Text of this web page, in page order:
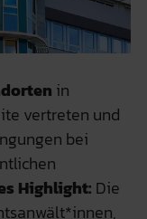
in
vertreten und
bei
Highlight: Die